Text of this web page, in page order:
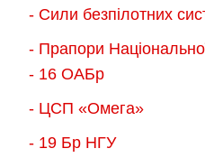
- Сили безпілотних
- Прапори
- 16 ОАБр
- ЦСП «Омега»
- 19 Бр НГУ